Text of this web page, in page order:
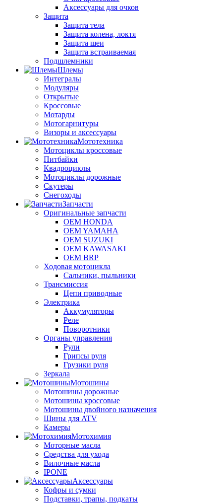
Аксессуары для очков
Защита
Защита тела
Защита колена, локтя
Защита шеи
Защита встраиваемая
Подшлемники
Шлемы
Интегралы
Модуляры
Открытые
Кроссовые
Мотарды
Мотогарнитуры
Визоры и аксессуары
Мототехника
Мотоциклы кроссовые
Питбайки
Квадроциклы
Мотоциклы дорожные
Скутеры
Снегоходы
Запчасти
Оригинальные запчасти
OEM HONDA
OEM YAMAHA
OEM SUZUKI
OEM KAWASAKI
OEM BRP
Ходовая мотоцикла
Сальники, пыльники
Трансмиссия
Цепи приводные
Электрика
Аккумуляторы
Реле
Поворотники
Органы управления
Рули
Грипсы руля
Грузики руля
Зеркала
Мотошины
Мотошины дорожные
Мотошины кроссовые
Мотошины двойного назначения
Шины для ATV
Камеры
Мотохимия
Моторные масла
Средства для ухода
Вилочные масла
IPONE
Аксессуары
Кофры и сумки
Подставки, трапы, подкаты